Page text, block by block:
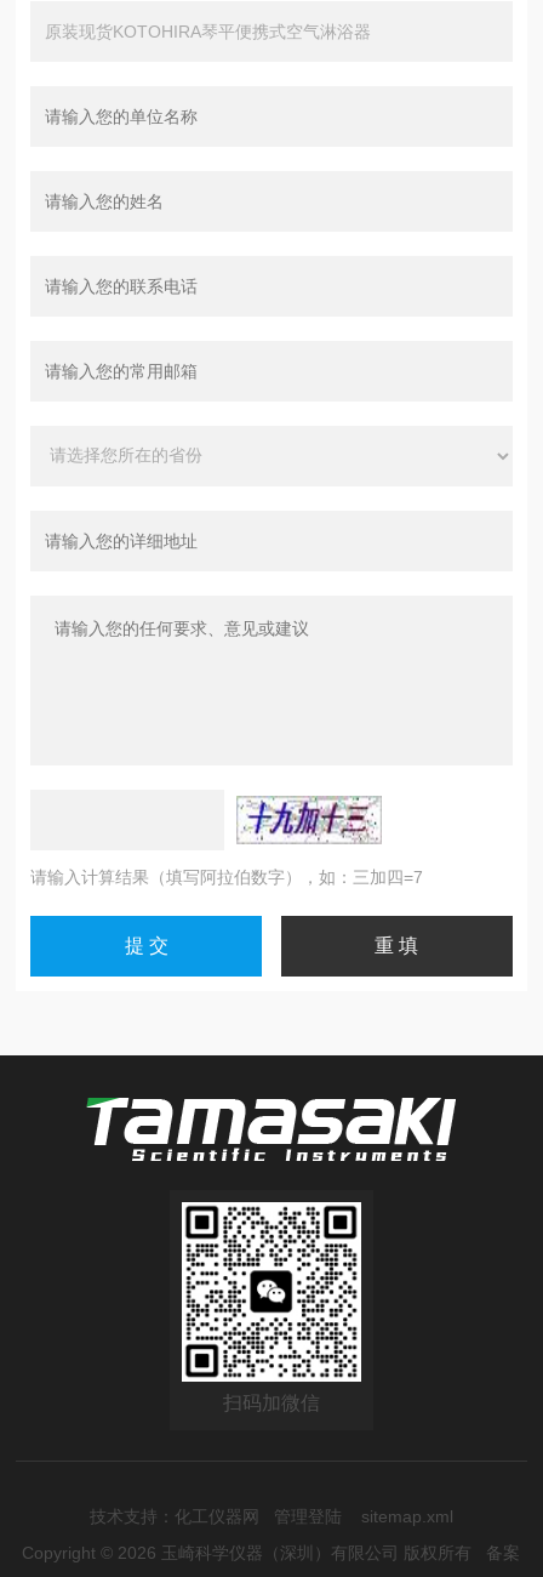
请输入计算结果（填写阿拉伯数字），如：三加四=7
扫码加微信
技术支持： 化工仪器网 管理登陆
sitemap.xml
Copyright © 2026 玉崎科学仪器（深圳）有限公司 版权所有 备案